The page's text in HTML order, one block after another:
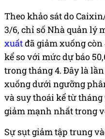
Theo khảo sát do
3/6, chỉ số Nhà quản lý
xuấtđã giảm xuống
kể so với mức dự báo
trong tháng 4. Đây là
xuống dưới ngưỡng
và suy thoái kể từ
giảm mạnh nhất trong
Sự sụt giảm tập trung